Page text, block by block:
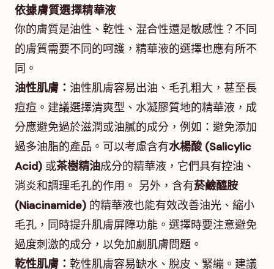
依據膚質選擇精華液
你的膚質是油性、乾性、混合性還是敏感性？不同
的膚質需要不同的呵護，精華液的選擇也應有所不
同。
油性肌膚： 油性肌膚容易出油、毛孔粗大，甚至長
痘痘。建議選擇清爽型、水凝膠質地的精華液，成
分應避免過於滋潤或油膩的成分，例如：避免添加
過多油脂的產品。可以考慮含有水楊酸 (Salicylic
Acid) 或茶樹精油成分的精華液，它們具有控油、
消炎和調理毛孔的作用。 另外，含有菸鹼醯胺
(Niacinamide) 的精華液也能有效改善油光、縮小
毛孔，同時提升肌膚屏障功能。選擇時要注意避免
過度刺激的成分，以免加劇肌膚問題。
乾性肌膚： 乾性肌膚容易缺水、脫皮、緊繃。建議